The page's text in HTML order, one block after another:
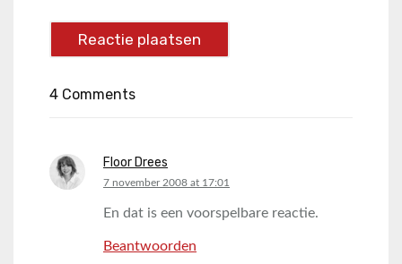
4 Comments
Floor Drees
says:
7 november 2008 at 17:01
En dat is een voorspelbare reactie.
Beantwoorden